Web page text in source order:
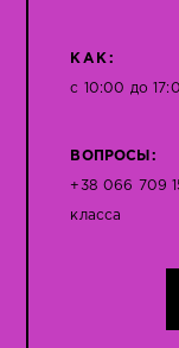
КАК:
с 10:00 до
ВОПРОСЫ:
+38 066 709
класса